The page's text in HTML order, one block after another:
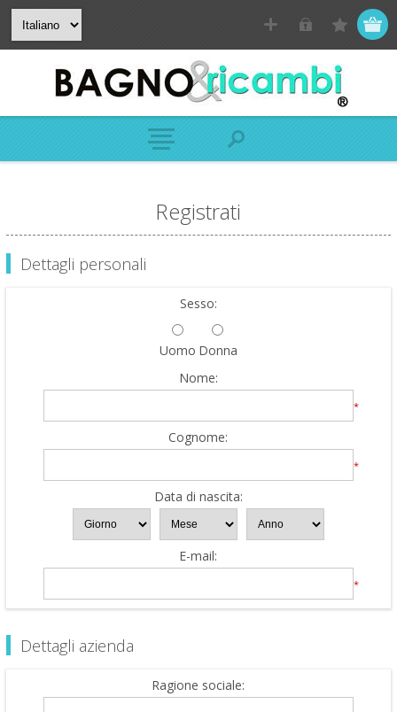
Registrati
Dettagli personali
Sesso:
Uomo Donna
Nome:
*
Cognome:
*
Data di nascita:
E-mail:
*
Dettagli azienda
Ragione sociale: